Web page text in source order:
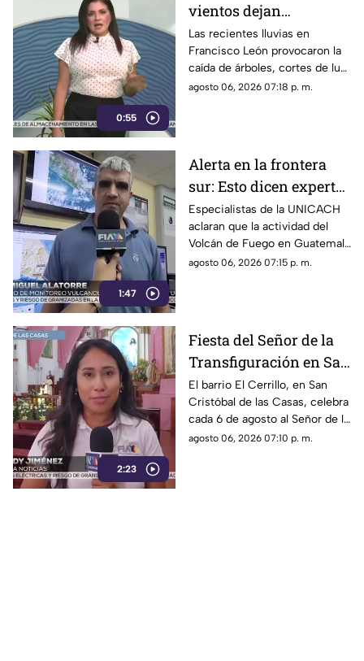
0:55
vientos dejan
viviendas dañadas en
Francisco León,
Chiapas
Las recientes lluvias en
Francisco León provocaron la
caída de árboles, cortes de luz
y daños en casas de la
agosto 06, 2026 07:18 p. m.
1:47
Alerta en la frontera
sur: Esto dicen expertos
sobre el Volcán de
Fuego y la ceniza en
Chiapas
Especialistas de la UNICACH
aclaran que la actividad del
Volcán de Fuego en Guatemala
no representa peligro para
agosto 06, 2026 07:15 p. m.
2:23
Fiesta del Señor de la
Transfiguración en San
Cristóbal de las Casas:
Tradición y fe en El
Cerrillo
El barrio El Cerrillo, en San
Cristóbal de las Casas, celebra
cada 6 de agosto al Señor de la
Transfiguración con misas,
agosto 06, 2026 07:10 p. m.